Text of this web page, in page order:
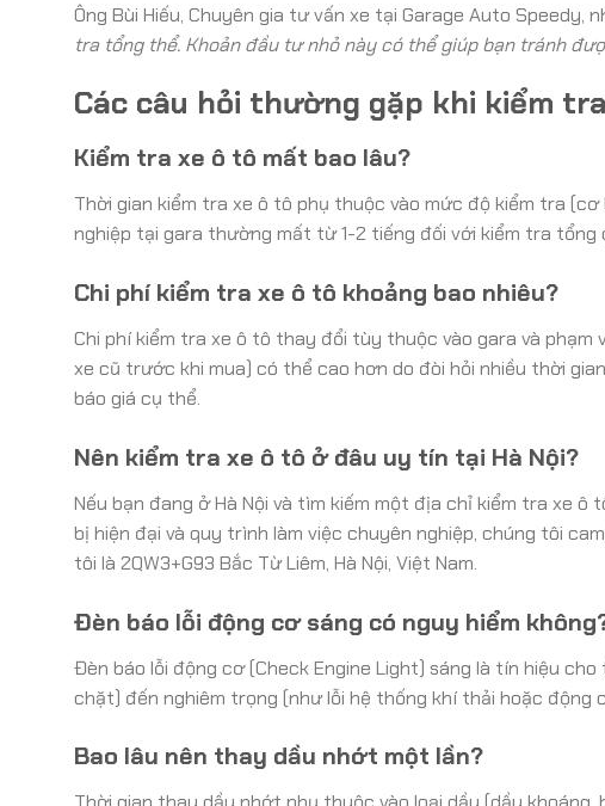
Ông Bùi Hiếu, Chuyên gia tư vấn xe tại Garage Auto Speedy,
tra tổng thể. Khoản đầu tư nhỏ này có thể giúp bạn tránh
Các câu hỏi thường gặp khi kiểm
Kiểm tra xe ô tô mất bao lâu?
Thời gian kiểm tra xe ô tô phụ thuộc vào mức độ kiểm tra
nghiệp tại gara thường mất từ 1-2 tiếng đối với kiểm tra
Chi phí kiểm tra xe ô tô khoảng bao nhiêu?
Chi phí kiểm tra xe ô tô thay đổi tùy thuộc vào gara và
xe cũ trước khi mua) có thể cao hơn do đòi hỏi nhiều thời
báo giá cụ thể.
Nên kiểm tra xe ô tô ở đâu uy tín tại Hà Nội?
Nếu bạn đang ở Hà Nội và tìm kiếm một địa chỉ kiểm tra xe
bị hiện đại và quy trình làm việc chuyên nghiệp, chúng tôi
tôi là 2QW3+G93 Bắc Từ Liêm, Hà Nội, Việt Nam.
Đèn báo lỗi động cơ sáng có nguy hiểm
Đèn báo lỗi động cơ (Check Engine Light) sáng là tín hiệu
chặt) đến nghiêm trọng (như lỗi hệ thống khí thải hoặc
Bao lâu nên thay dầu nhớt một lần?